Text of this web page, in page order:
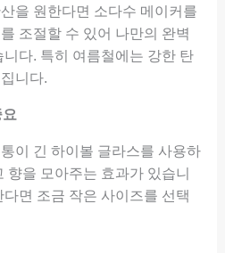
을 원한다면 소다수 메이커를
조절할 수 있어 나만의 완벽
다. 특히 여름철에는 강한 탄
니다.
이 긴 하이볼 글라스를 사용하
향을 모아주는 효과가 있습니
면 조금 작은 사이즈를 선택